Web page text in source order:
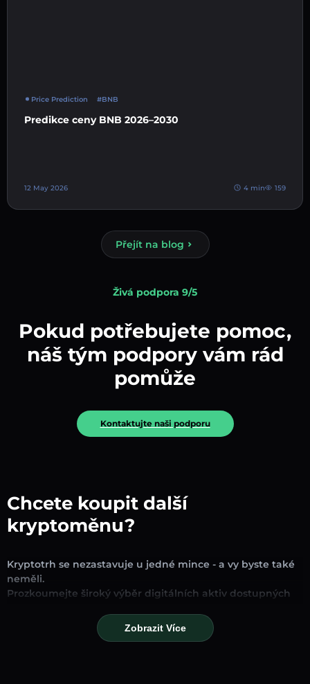
Price Prediction #BNB
Predikce ceny BNB 2026–2030
12 May 2026 4 min 159
Přejít na blog
Živá podpora 9/5
Pokud potřebujete pomoc,
náš tým podpory vám rád
pomůže
Kontaktujte naši podporu
Chcete koupit další
kryptoměnu?
Kryptotrh se nezastavuje u jedné mince - a vy byste také
neměli.
Prozkoumejte široký výběr digitálních aktiv dostupných
hledáte zavedené stablecoiny, slibné altcoiny nebo
trendové nové tokeny, najdete je všechny na jednom
Zobrazit Více